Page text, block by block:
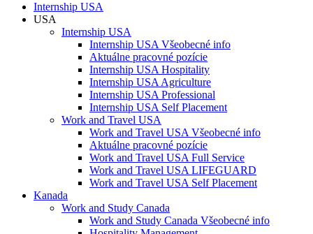
Internship USA
USA
Internship USA
Internship USA Všeobecné info
Aktuálne pracovné pozície
Internship USA Hospitality
Internship USA Agriculture
Internship USA Professional
Internship USA Self Placement
Work and Travel USA
Work and Travel USA Všeobecné info
Aktuálne pracovné pozície
Work and Travel USA Full Service
Work and Travel USA LIFEGUARD
Work and Travel USA Self Placement
Kanada
Work and Study Canada
Work and Study Canada Všeobecné info